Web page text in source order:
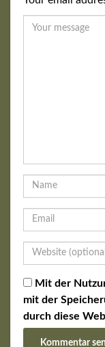
Mit der
mit der
durch diese